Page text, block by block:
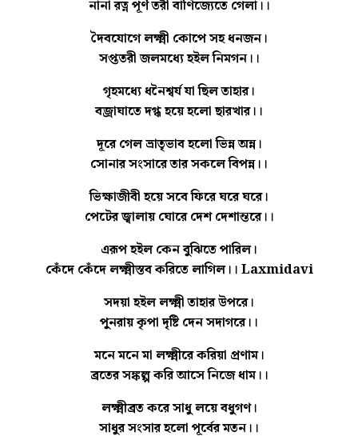
নানা রত্ন পূর্ণ তরী বাণিজ্যেতে গেলা।।
দৈবযোগে লক্ষ্মী কোপে সহ ধনজন।
সপ্ততরী জলমধ্যে হইল নিমগন।।
গৃহমধ্যে ধনৈশ্বর্য যা ছিল তাহার।
বজ্রাঘাতে দগ্ধ হয়ে হলো ছারখার।।
দূরে গেল ভ্রাতৃভাব হলো ভিন্ন অন্ন।
সোনার সংসারে তার সকলে বিপন্ন।।
ভিক্ষাজীবী হয়ে সবে ফিরে ঘরে ঘরে।
পেটের জ্বালায় ঘোরে দেশ দেশান্তরে।।
এরূপ হইল কেন বুঝিতে পারিল।
কেঁদে কেঁদে লক্ষ্মীস্তব করিতে লাগিল।। Laxmidavi
সদয়া হইল লক্ষ্মী তাহার উপরে।
পুনরায় কৃপা দৃষ্টি দেন সদাগরে।।
মনে মনে মা লক্ষ্মীরে করিয়া প্রণাম।
ব্রতের সঙ্কল্প করি আসে নিজে ধাম।।
লক্ষ্মীব্রত করে সাধু লয়ে বধুগণ।
সাধুর সংসার হলো পূর্বের মতন।।